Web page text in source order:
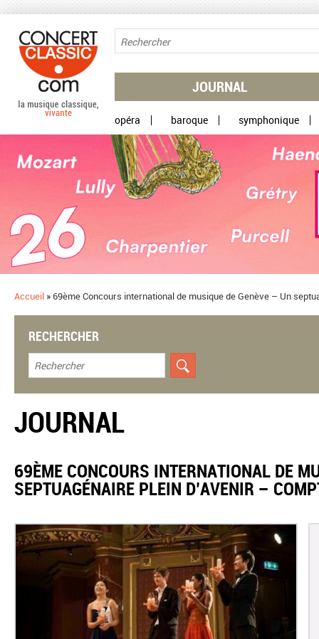
JOURNAL
opéra baroque symphonique
Accueil »69ème Concours international de musique de Genève – Un
RECHERCHER
JOURNAL
69ÈME CONCOURS INTERNATIONAL DE
SEPTUAGÉNAIRE PLEIN D’AVENIR –